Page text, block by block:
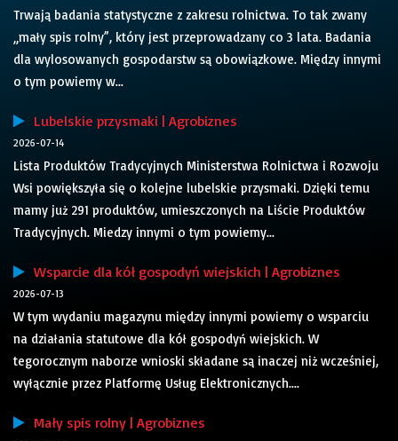
Trwają badania statystyczne z zakresu rolnictwa. To tak zwany
„mały spis rolny”, który jest przeprowadzany co 3 lata. Badania
dla wylosowanych gospodarstw są obowiązkowe. Między innymi
o tym powiemy w...
Lubelskie przysmaki | Agrobiznes
2026-07-14
Lista Produktów Tradycyjnych Ministerstwa Rolnictwa i Rozwoju
Wsi powiększyła się o kolejne lubelskie przysmaki. Dzięki temu
mamy już 291 produktów, umieszczonych na Liście Produktów
Tradycyjnych. Miedzy innymi o tym powiemy...
Wsparcie dla kół gospodyń wiejskich | Agrobiznes
2026-07-13
W tym wydaniu magazynu między innymi powiemy o wsparciu
na działania statutowe dla kół gospodyń wiejskich. W
tegorocznym naborze wnioski składane są inaczej niż wcześniej,
wyłącznie przez Platformę Usług Elektronicznych....
Mały spis rolny | Agrobiznes